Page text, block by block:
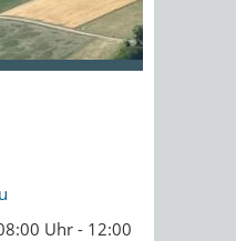
Uhr - 12:00